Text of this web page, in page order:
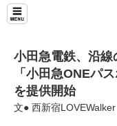
小田急電鉄、沿
「小田急ONEパ
を提供開始
文● 西新宿LOVEWalker